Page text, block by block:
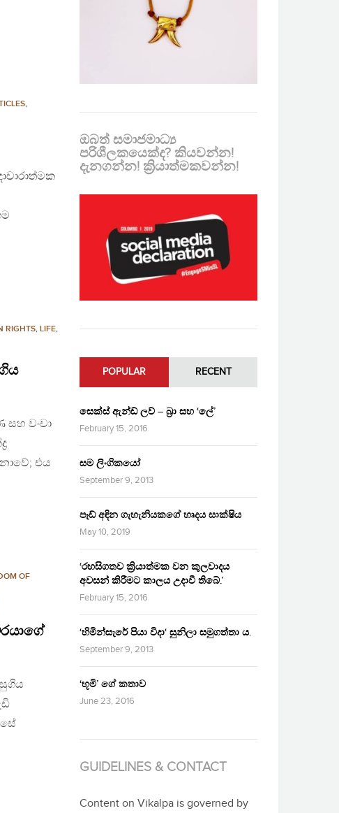
,
RIGHTS, LIFE,
සහ වංචා
එය
OF
ඔබත් සමාජමාධ්‍ය
පරිශීලකයෙක්ද? කියවන්න!
දැනගන්න! ක්‍රියාත්මකවන්න!
POPULAR RECENT
සෙක්ස් ඇන්ඩ් ලව් – බ්‍රා සහ ‘ලේ’
February 15, 2016
සම ලිංගිකයෝ
September 9, 2013
පෑඩ් අඳින ගැහැනියකගේ හෘදය සාක්ෂිය
May 10, 2019
‘රහසිගතව ක්‍රියාත්මක වන කුලවාදය
අවසන් කිරීමට කාලය උදාවී තිබේ.’
February 15, 2016
‘හිමින්සැරේ පියා විදා‘ සුනිලා සමුගත්තා ය.
September 9, 2013
‘භූමි’ ගේ කතාව
June 23, 2016
GUIDELINES & CONTACT
Content on Vikalpa is governed by